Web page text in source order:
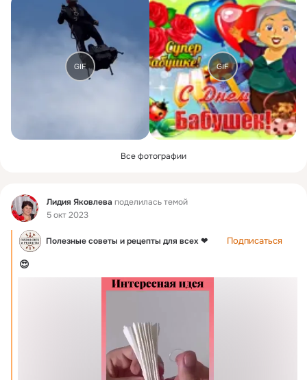
GIF GIF
Все фотографии
Фид Лидия Яковлева поделилась темой
5 окт 2023
Полезные советы и рецепты для всех ❤ Подписаться
😍